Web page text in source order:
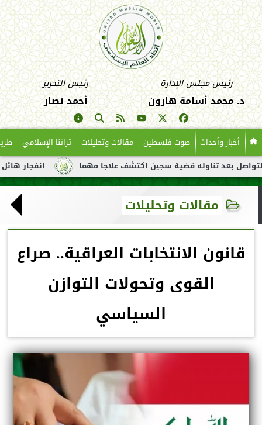
رئيس مجلس الإدارة
د. محمد أسامة هارون
رئيس التحرير
أحمد نصار
أخبار وأحداث صوت فلسطين مقالات وتحليلات تراثنا الإسلامي
انفجار هائل لناقلة تناوله قضية سجين اكتشف علاجا مهما
مقالات وتحليلات
قانون الانتخابات العراقية.. صراع
القوى وتحولات التوازن
السياسي